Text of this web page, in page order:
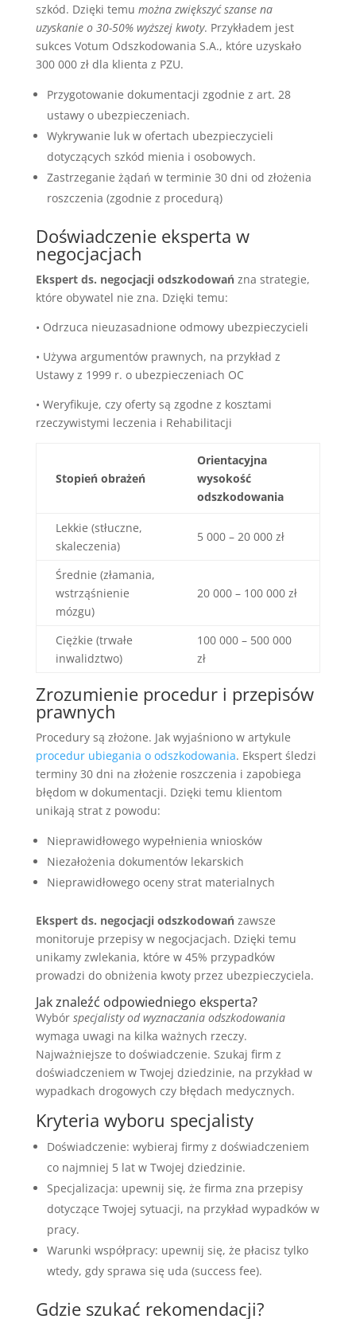
szkód. Dzięki temu można zwiększyć szanse na
uzyskanie o 30-50% wyższej kwoty. Przykładem jest
sukces Votum Odszkodowania S.A., które uzyskało
300 000 zł dla klienta z PZU.
Przygotowanie dokumentacji zgodnie z art. 28
ustawy o ubezpieczeniach.
Wykrywanie luk w ofertach ubezpieczycieli
dotyczących szkód mienia i osobowych.
Zastrzeganie żądań w terminie 30 dni od złożenia
roszczenia (zgodnie z procedurą)
Doświadczenie eksperta w
negocjacjach
Ekspert ds. negocjacji odszkodowańzna strategie,
które obywatel nie zna. Dzięki temu:
• Odrzuca nieuzasadnione odmowy ubezpieczycieli
• Używa argumentów prawnych, na przykład z
Ustawy z 1999 r. o ubezpieczeniach OC
• Weryfikuje, czy oferty są zgodne z kosztami
rzeczywistymi leczenia i Rehabilitacji
Stopień obrażeń
Orientacyjna
wysokość
odszkodowania
Lekkie (stłuczne,
skaleczenia)
5 000 – 20 000 zł
Średnie (złamania,
wstrząśnienie
mózgu)
20 000 – 100 000 zł
Ciężkie (trwałe
inwalidztwo)
100 000 – 500 000
zł
Zrozumienie procedur i przepisów
prawnych
Procedury są złożone. Jak wyjaśniono w artykule
procedur ubiegania o odszkodowania. Ekspert śledzi
terminy 30 dni na złożenie roszczenia i zapobiega
błędom w dokumentacji. Dzięki temu klientom
unikają strat z powodu:
Nieprawidłowego wypełnienia wniosków
Niezałożenia dokumentów lekarskich
Nieprawidłowego oceny strat materialnych
Ekspert ds. negocjacji odszkodowańzawsze
monitoruje przepisy w negocjacjach. Dzięki temu
unikamy zwlekania, które w 45% przypadków
prowadzi do obniżenia kwoty przez ubezpieczyciela.
Jak znaleźć odpowiedniego eksperta?
Wybór specjalisty od wyznaczania odszkodowania
wymaga uwagi na kilka ważnych rzeczy.
Najważniejsze to doświadczenie. Szukaj firm z
doświadczeniem w Twojej dziedzinie, na przykład w
wypadkach drogowych czy błędach medycznych.
Kryteria wyboru specjalisty
Doświadczenie: wybieraj firmy z doświadczeniem
co najmniej 5 lat w Twojej dziedzinie.
Specjalizacja: upewnij się, że firma zna przepisy
dotyczące Twojej sytuacji, na przykład wypadków w
pracy.
Warunki współpracy: upewnij się, że płacisz tylko
wtedy, gdy sprawa się uda (success fee).
Gdzie szukać rekomendacji?